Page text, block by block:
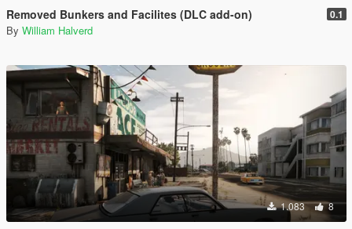
Removed Bunkers and Facilites (DLC add-on) 0.1
By William Halverd
1.083 8